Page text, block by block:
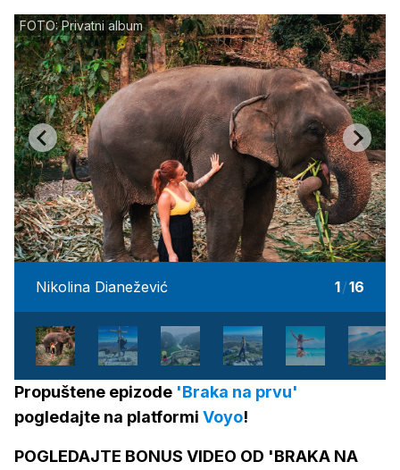
FOTO: Privatni album
Nikolina Dianežević 1/16
Propuštene epizode 'Braka na prvu'
pogledajte na platformi Voyo!
POGLEDAJTE BONUS VIDEO OD 'BRAKA NA